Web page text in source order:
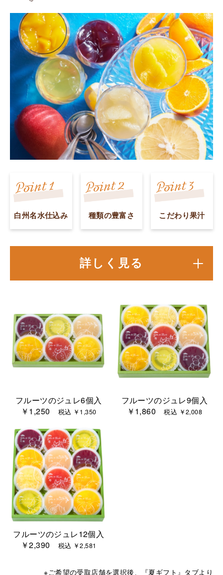
白州名水仕込み 種類の豊富さ こだわり果汁
詳しく見る
フルーツのジュレ6個入
￥1,250
税込 ￥1,350
フルーツのジュレ9個入
￥1,860税込 ￥2,008
フルーツのジュレ12個入
￥2,390
税込 ￥2,581
※ご希望の受取店舗を選択後、『夏ギフト』タブより